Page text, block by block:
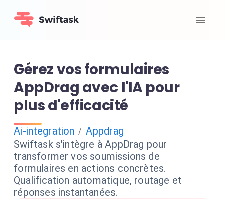
Gérez vos formulaires
AppDrag avec l'IA pour
plus d'efficacité
Ai-integration / Appdrag
Swiftask s'intègre à AppDrag pour
transformer vos soumissions de
formulaires en actions concrètes.
Qualification automatique, routage et
réponses instantanées.